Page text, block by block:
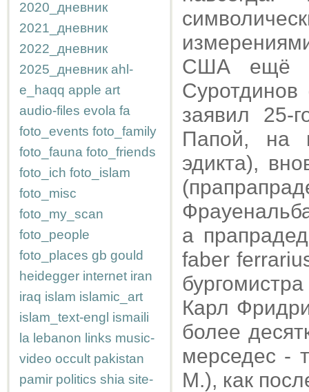
2020_дневник
2021_дневник
2022_дневник
2025_дневник ahl-
e_haqq apple art
audio-files evola fa
foto_events foto_family
foto_fauna foto_friends
foto_ich foto_islam
foto_misc
foto_my_scan
foto_people
foto_places gb gould
heidegger internet iran
iraq islam islamic_art
islam_text-engl ismaili
la lebanon links music-
video occult pakistan
pamir politics shia site-
США ещё
Суротдинов
заявил 25-
Папой, на
эдикта),
а
faber
Карл
более
мерседес -
М.), как